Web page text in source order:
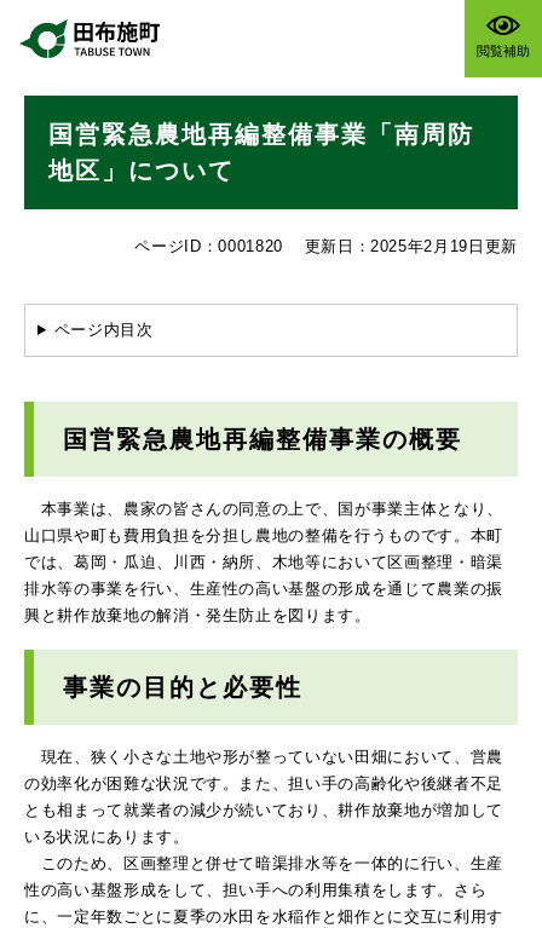
閲覧補助
国営緊急農地再編整備事業「南周防
地区」について
ページID：0001820 更新日：2025年2月19日更新
ページ内目次
国営緊急農地再編整備事業の概要
本事業は、農家の皆さんの同意の上で、国が事業主体となり、
山口県や町も費用負担を分担し農地の整備を行うものです。本町
では、葛岡・瓜迫、川西・納所、木地等において区画整理・暗渠
排水等の事業を行い、生産性の高い基盤の形成を通じて農業の振
興と耕作放棄地の解消・発生防止を図ります。
事業の目的と必要性
現在、狭く小さな土地や形が整っていない田畑において、営農
の効率化が困難な状況です。また、担い手の高齢化や後継者不足
とも相まって就業者の減少が続いており、耕作放棄地が増加して
いる状況にあります。
このため、区画整理と併せて暗渠排水等を一体的に行い、生産
性の高い基盤形成をして、担い手への利用集積をします。さら
に、一定年数ごとに夏季の水田を水稲作と畑作とに交互に利用す